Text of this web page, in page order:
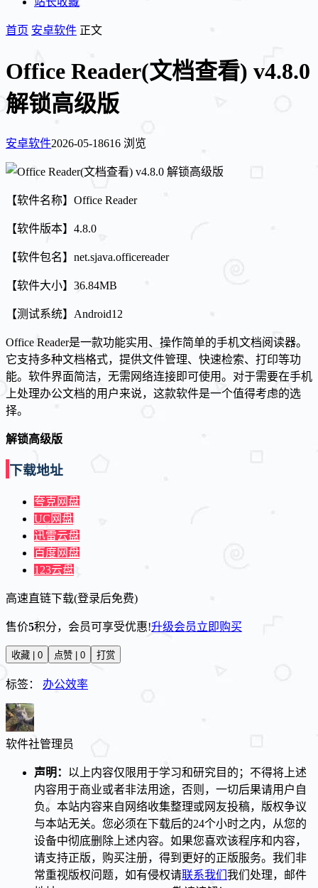
首页 安卓软件 正文
Office Reader(文档查看) v4.8.0
解锁高级版
安卓软件2026-05-18616 浏览
【软件名称】Office Reader
【软件版本】4.8.0
【软件包名】net.sjava.officereader
【软件大小】36.84MB
【测试系统】Android12
Office Reader是一款功能实用、操作简单的手机文档阅读器。
它支持多种文档格式，提供文件管理、快速检索、打印等功
能。软件界面简洁，无需网络连接即可使用。对于需要在手机
上处理办公文档的用户来说，这款软件是一个值得考虑的选
择。
解锁高级版
下载地址
夸克网盘
UC网盘
迅雷云盘
百度网盘
123云盘
高速直链下载(登录后免费)
售价5积分，会员可享受优惠!升级会员立即购买
收藏 | 0 点赞 | 0 打赏
标签： 办公效率
软件社管理员
声明： 以上内容仅限用于学习和研究目的；不得将上述
内容用于商业或者非法用途，否则，一切后果请用户自
负。本站内容来自网络收集整理或网友投稿，版权争议
与本站无关。您必须在下载后的24个小时之内，从您的
设备中彻底删除上述内容。如果您喜欢该程序和内容，
请支持正版，购买注册，得到更好的正版服务。我们非
常重视版权问题，如有侵权请联系我们 我们处理，邮件